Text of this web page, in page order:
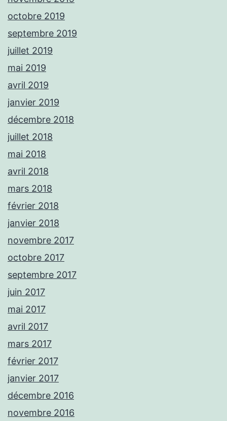
octobre 2019
septembre 2019
juillet 2019
mai 2019
avril 2019
janvier 2019
décembre 2018
juillet 2018
mai 2018
avril 2018
mars 2018
février 2018
janvier 2018
novembre 2017
octobre 2017
septembre 2017
juin 2017
mai 2017
avril 2017
mars 2017
février 2017
janvier 2017
décembre 2016
novembre 2016